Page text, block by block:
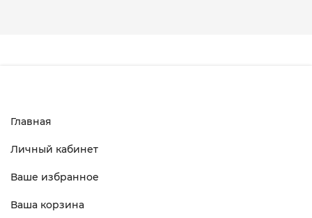
Главная
Личный кабинет
Ваше избранное
Ваша корзина